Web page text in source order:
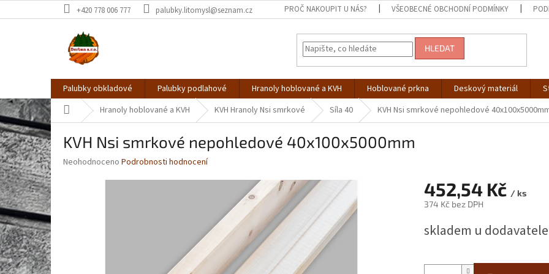
na
+420 778 006 777 palubky.litomysl@seznam.cz PROČ NAKOUPIT U NÁS? VŠEOBECNÉ OBCHODNÍ PODMÍNKY
HLEDAT
Palubky obkladové Palubky podlahové Hranoly hoblované a KVH Hoblované prkna Deskový materiál
Domů Hranoly hoblované a KVH KVH Hranoly Nsi smrkové Síla 40 KVH Nsi smrkové nepohledové
KVH Nsi smrkové nepohledové 40x100x5000mm
Průměrné
Neohodnoceno Podrobnosti hodnocení
452,54 Kč / ks
374 Kč bez DPH
cena:
skladem u dodavatele